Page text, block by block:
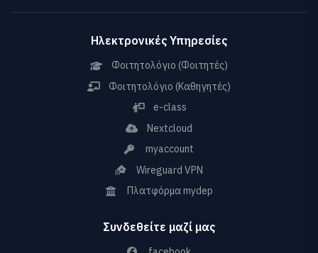
Ηλεκτρονικές Υπηρεσίες
Φοιτητολόγιο (Φοιτητές)
Φοιτητολόγιο (Καθηγητές)
e-class
Nextcloud
myaccount
Wireguard VPN
Πλατφόρμα mydep
Συνδεθείτε μαζί μας